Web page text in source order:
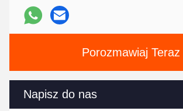
Porozmawiaj Teraz
Napisz do nas